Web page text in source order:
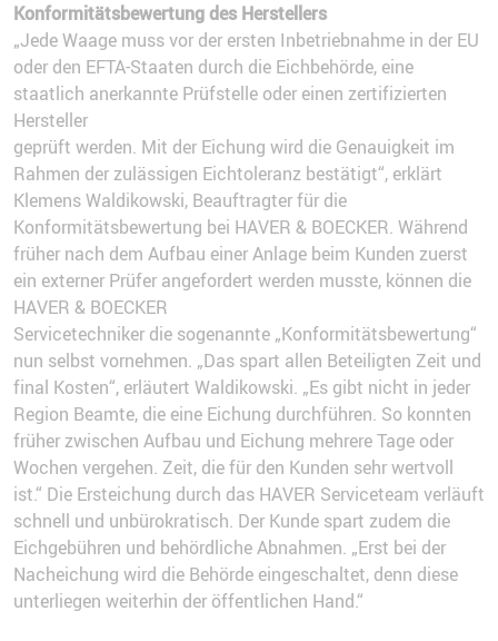
Konformitätsbewertung des Herstellers
„Jede Waage muss vor der ersten Inbetriebnahme in der EU
oder den EFTA-Staaten durch die Eichbehörde, eine
staatlich anerkannte Prüfstelle oder einen zertifizierten
Hersteller
geprüft werden. Mit der Eichung wird die Genauigkeit im
Rahmen der zulässigen Eichtoleranz bestätigt“, erklärt
Klemens Waldikowski, Beauftragter für die
Konformitätsbewertung bei HAVER & BOECKER. Während
früher nach dem Aufbau einer Anlage beim Kunden zuerst
ein externer Prüfer angefordert werden musste, können die
HAVER & BOECKER
Servicetechniker die sogenannte „Konformitätsbewertung“
nun selbst vornehmen. „Das spart allen Beteiligten Zeit und
final Kosten“, erläutert Waldikowski. „Es gibt nicht in jeder
Region Beamte, die eine Eichung durchführen. So konnten
früher zwischen Aufbau und Eichung mehrere Tage oder
Wochen vergehen. Zeit, die für den Kunden sehr wertvoll
ist.“ Die Ersteichung durch das HAVER Serviceteam verläuft
schnell und unbürokratisch. Der Kunde spart zudem die
Eichgebühren und behördliche Abnahmen. „Erst bei der
Nacheichung wird die Behörde eingeschaltet, denn diese
unterliegen weiterhin der öffentlichen Hand.“